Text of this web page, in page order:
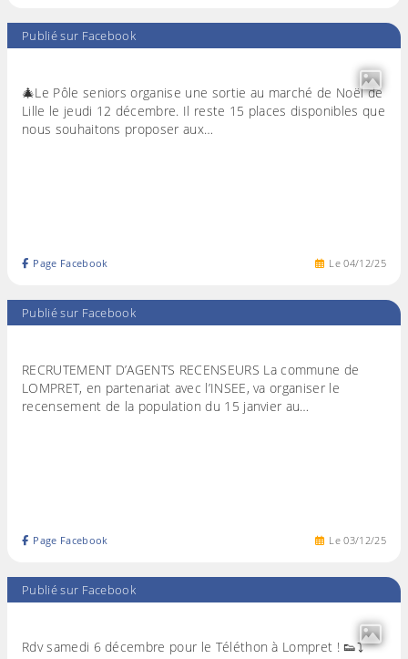
Publié sur Facebook
🎄Le Pôle seniors organise une sortie au marché de Noël de
Lille le jeudi 12 décembre. Il reste 15 places disponibles que
nous souhaitons proposer aux…
Le04/12/25
Page Facebook
Publié sur Facebook
RECRUTEMENT D’AGENTS RECENSEURS La commune de
LOMPRET, en partenariat avec l’INSEE, va organiser le
recensement de la population du 15 janvier au…
Le03/12/25
Page Facebook
Publié sur Facebook
Rdv samedi 6 décembre pour le Téléthon à Lompret ! 👟⤵️